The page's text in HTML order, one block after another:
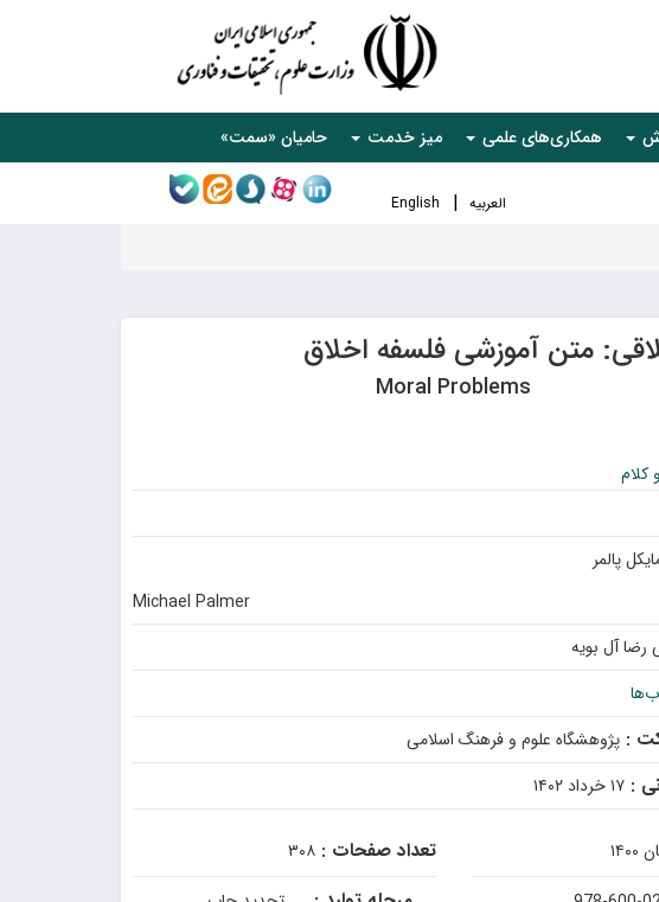
همکاری‌های علمی میز خدمت حامیان «سمت»
العربیه English
متن آموزشی فلسفه اخلاق
Moral Problems
کلام
پالمر
Michael Palmer
رضا آل بویه
:پژوهشگاه علوم و فرهنگ اسلامی
:۱۷ خرداد ۱۴۰۲
تعداد صفحات :۳۰۸